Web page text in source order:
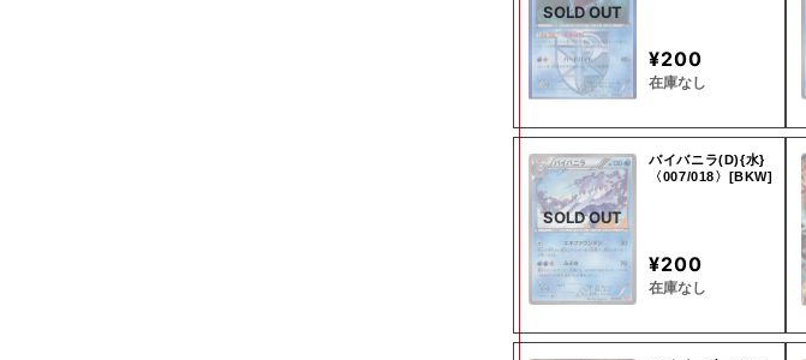
SOLD OUT
¥200
在庫なし
SOLD OUT
バイバニラ(D){水}
〈007/018〉[BKW]
¥200
在庫なし